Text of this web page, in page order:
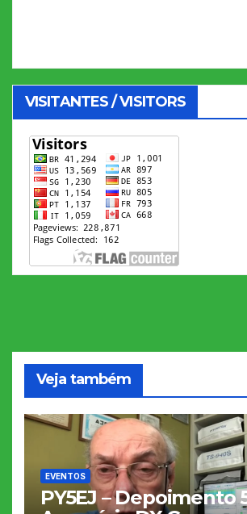
VISITANTES / VISITORS
Veja também
EVENTOS
PY5EJ – Depoimento